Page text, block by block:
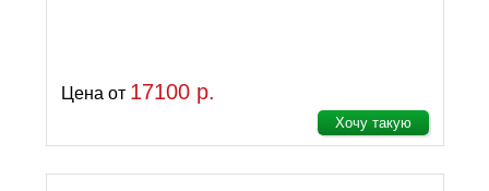
Цена от 17100 р.
Хочу такую